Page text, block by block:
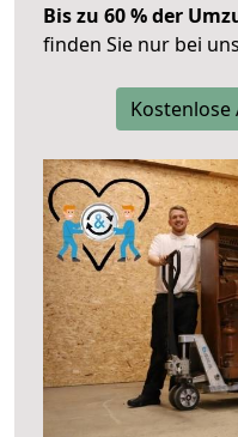
Bis zu 60 % der
finden Sie nur bei